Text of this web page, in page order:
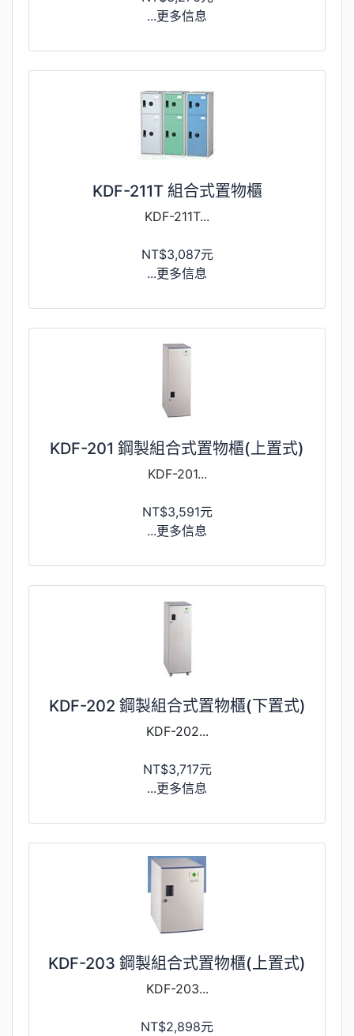
...更多信息
KDF-211T 組合式置物櫃
KDF-211T...
NT$3,087元
...更多信息
KDF-201 鋼製組合式置物櫃(上置式)
KDF-201...
NT$3,591元
...更多信息
KDF-202 鋼製組合式置物櫃(下置式)
KDF-202...
NT$3,717元
...更多信息
KDF-203 鋼製組合式置物櫃(上置式)
KDF-203...
NT$2,898元